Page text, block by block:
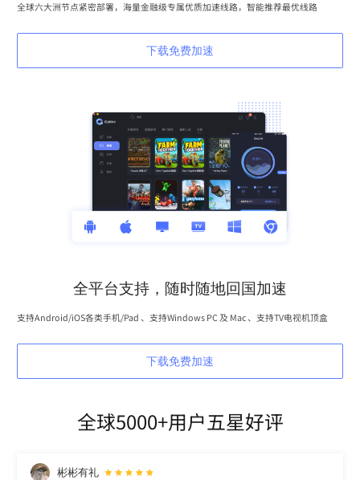
全球六大洲节点紧密部署，海量金融级专属优质加速线路，智能推荐最优线路
下载免费加速
全平台支持，随时随地回国加速
支持Android/iOS各类手机/Pad 、支持Windows PC 及 Mac 、支持TV电视机顶盒
下载免费加速
全球5000+用户五星好评
彬彬有礼